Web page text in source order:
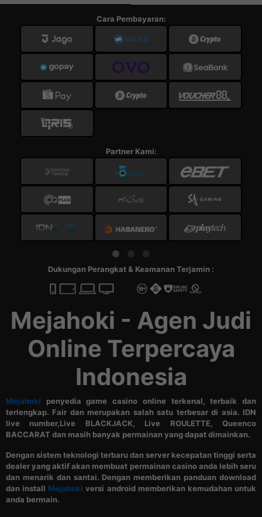
Cara Pembayaran:
Partner Kami:
Dukungan Perangkat & Keamanan Terjamin :
Mejahoki - Agen Judi
Online Terpercaya
Indonesia
Mejahoki penyedia game casino online terkenal, terbaik dan
terlengkap. Fair dan merupakan salah satu terbesar di asia. IDN
live number,Live BLACKJACK, Live ROULETTE, Queenco
BACCARAT dan masih banyak permainan yang dapat dimainkan.
Dengan sistem teknologi terbaru dan server kecepatan tinggi serta
dealer yang aktif akan membuat permainan casino anda lebih seru
dan menarik dan santai. Dengan memberikan panduan download
dan install Mejahoki versi android memberikan kemudahan untuk
anda bermain.